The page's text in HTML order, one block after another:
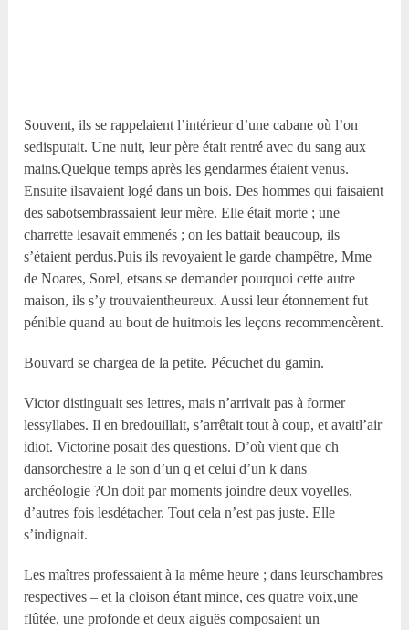
Souvent, ils se rappelaient l’intérieur d’une cabane où l’on
sedisputait. Une nuit, leur père était rentré avec du sang aux
mains.Quelque temps après les gendarmes étaient venus.
Ensuite ilsavaient logé dans un bois. Des hommes qui faisaient
des sabotsembrassaient leur mère. Elle était morte ; une
charrette lesavait emmenés ; on les battait beaucoup, ils
s’étaient perdus.Puis ils revoyaient le garde champêtre, Mme
de Noares, Sorel, etsans se demander pourquoi cette autre
maison, ils s’y trouvaientheureux. Aussi leur étonnement fut
pénible quand au bout de huitmois les leçons recommencèrent.
Bouvard se chargea de la petite. Pécuchet du gamin.
Victor distinguait ses lettres, mais n’arrivait pas à former
lessyllabes. Il en bredouillait, s’arrêtait tout à coup, et avaitl’air
idiot. Victorine posait des questions. D’où vient que ch
dansorchestre a le son d’un q et celui d’un k dans
archéologie ?On doit par moments joindre deux voyelles,
d’autres fois lesdétacher. Tout cela n’est pas juste. Elle
s’indignait.
Les maîtres professaient à la même heure ; dans leurschambres
respectives – et la cloison étant mince, ces quatre voix,une
flûtée, une profonde et deux aiguës composaient un